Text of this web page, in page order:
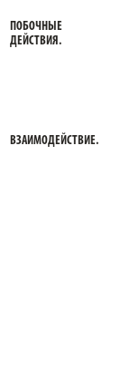
ПОБОЧНЫЕ
ДЕЙСТВИЯ.
ВЗАИМОДЕЙСТВИЕ.